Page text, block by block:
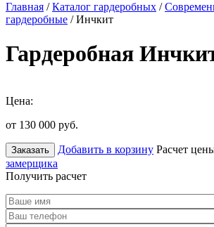
Главная /Каталог гардеробных /
гардеробные / Инчкит
Гардеробная
Цена:
от 130 000 руб.
Заказать Добавить в корзину Расчет
замерщика
Получить расчет